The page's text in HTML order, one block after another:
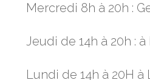
Mercredi 8h à 20h :
Jeudi de 14h à 20h :
Lundi de 14h à 20H à